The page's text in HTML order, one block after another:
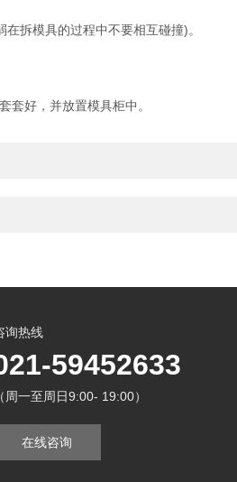
拆模具的过程中不要相互碰撞)。
好，并放置模具柜中。
询热线
59452633
（周一至周日9:00- 19:00）
在线咨询